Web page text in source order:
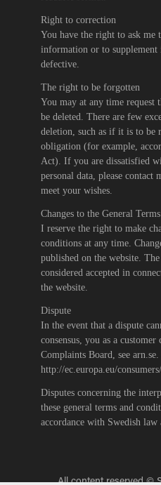
Right to correction
You have the right to ask me
information or to
defective.
The right to be forgotten
You may at any time request
be deleted. There are few
deletion, such as if it is to
obligation (for example,
Act). If you are dissatisfied
personal data, please
meet your wishes.
Changes to the General
I reserve the right to make
conditions at any time.
published on the website.
considered accepted in
the website.
Dispute
In the event that a dispute
consensus, you as a
Complaints Board, see
http://ec.europa.eu/
Disputes concerning the
these general terms and
accordance with Swedish law
All content reserved ©